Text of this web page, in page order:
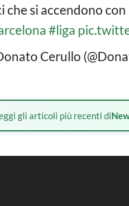
che si accendono
#liga
Cerullo
gli articoli più recenti di